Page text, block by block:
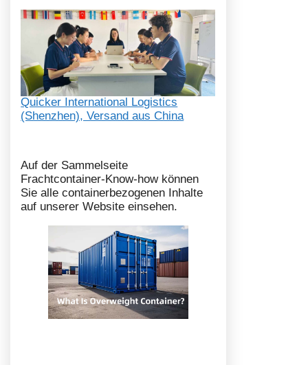
Quicker International Logistics
(Shenzhen), Versand aus China
Auf der Sammelseite
Frachtcontainer-Know-how können
Sie alle containerbezogenen Inhalte
auf unserer Website einsehen.